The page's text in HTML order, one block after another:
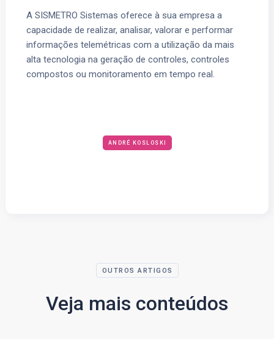
A SISMETRO Sistemas oferece à sua empresa a
capacidade de realizar, analisar, valorar e performar
informações telemétricas com a utilização da mais
alta tecnologia na geração de controles, controles
compostos ou monitoramento em tempo real.
ANDRÉ KOSLOSKI
OUTROS ARTIGOS
Veja mais conteúdos